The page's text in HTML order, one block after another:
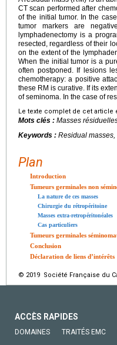
CT scan performed after
of the initial tumor. In the
tumor markers are
lymphadenectomy is a
resected, regardless of their
on the extent of the
When the initial tumor is a
often postponed. If lesions
chemotherapy: a positive
these RM is curative. If its
of seminoma. In the case of
Le texte complet de cet article
Mots clés : Masses
Keywords : Residual
Plan
Introduction
Tumeurs germinales non
La nature de ces masses
Chirurgie du rétropéritoine
Masses extra-retropéritonéales
Cas particuliers
Tumeurs germinales
Conclusion
Déclaration de liens d’intérêts
© 2019 Société Française du
ACCÈS RAPIDES
DOMAINES TRAITÉS EMC